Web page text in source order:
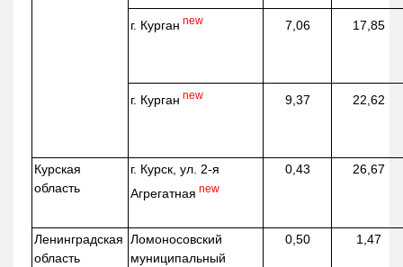
г. Курган new 7,06 17,85
г. Курган new 9,37 22,62
Курская
область
г. Курск, ул. 2-я
Агрегатная new
0,43 26,67
Ленинградская
область
Ломоносовский
муниципальный
0,50 1,47